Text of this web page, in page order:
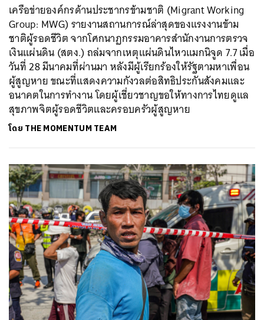
เครือข่ายองค์กรด้านประชากรข้ามชาติ (Migrant Working
Group: MWG) รายงานสถานการณ์ล่าสุดของแรงงานข้าม
ชาติผู้รอดชีวิต จากโศกนาฏกรรมอาคารสำนักงานการตรวจ
เงินแผ่นดิน (สตง.) ถล่มจากเหตุแผ่นดินไหวแมกนิจูด 7.7 เมื่อ
วันที่ 28 มีนาคมที่ผ่านมา หลังมีผู้เรียกร้องให้รัฐตามหาเพื่อน
ผู้สูญหาย ขณะที่แสดงความกังวลต่อสิทธิประกันสังคมและ
อนาคตในการทำงาน โดยผู้เชี่ยวชาญขอให้ทางการไทยดูแล
สุขภาพจิตผู้รอดชีวิตและครอบครัวผู้สูญหาย
โดย THE MOMENTUM TEAM